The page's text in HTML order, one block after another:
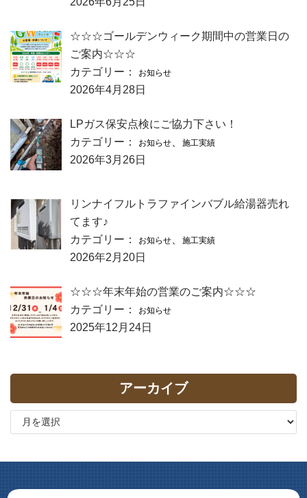
☆☆☆ゴールデンウィーク期間中の営業日の
ご案内☆☆☆
カテゴリー：
お知らせ
2026年4月28日
LPガス保安点検にご協力下さい！
カテゴリー：
お知らせ 施工実績
2026年3月26日
リンナイフルトラファインバブル給湯器売れ
てます♪
カテゴリー：
お知らせ 施工実績
2026年2月20日
☆☆☆年末年始の営業のご案内☆☆☆
カテゴリー：
お知らせ
2025年12月24日
アーカイブ